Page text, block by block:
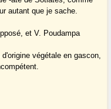
autant que je sache.
et V. Poudampa
végétale en gascon,